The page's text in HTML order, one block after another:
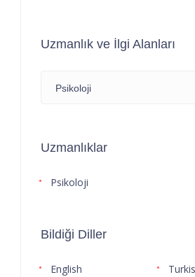
Uzmanlık ve İlgi Alanları
Psikoloji
Uzmanlıklar
Psikoloji
Bildiği Diller
English